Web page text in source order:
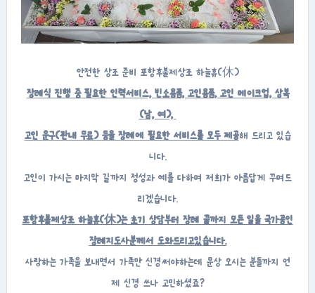
안전한 상조 준비 포항후불제상조 하늘휴(休)
장례식 진행 중 필요한 인력서비스, 빈소용품, 고인용품, 고인 메이크업, 상복
(남, 여),
고인 운구(관내 무료) 등을 장례에 필요한 서비스를 모두 제공해 드리고 있습
니다.
고인이 가시는 마지막 길까지 정성과 예를 다하며 저희가 아름답게 꾸며드
리겠습니다.
포항후불제상조 하늘휴(休)는 초기 상담부터 장례 끝까지 모든 일을 국가공인
장례지도사분께서 도와드리고있습니다.
사랑하는 가족을 보내면서 가족만 신경써야하는데 문상 오시는 분들까지 언
제 신경 쓰나 고민하셨죠?